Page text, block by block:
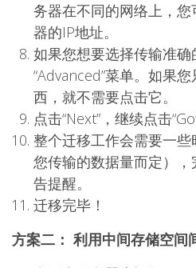
务器在不同的网络上，
器的IP地址。
如果您想要选择传输准确
“Advanced”菜单。如果
西，就不需要点击它。
点击“Next”，继续点击
整个迁移工作会需要一
您传输的数据量而定）
告提醒。
迁移完毕！
方案二： 利用中间存储空间